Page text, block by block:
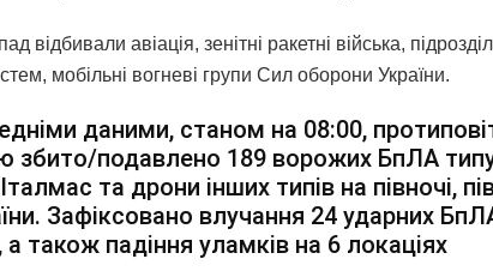
відбивали авіація, зенітні ракетні війська,
мобільні вогневі групи Сил оборони України.
даними, станом на 08:00,
збито/подавлено 189 ворожих БпЛА
та дрони інших типів на півночі,
Зафіксовано влучання 24 ударних
а також падіння уламків на 6 локаціях